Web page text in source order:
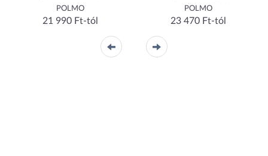
POLMO
21 990 Ft-tól
VW Jetta III/V, 1.4, 2005-2013
POLMO
23 470 Ft-tól